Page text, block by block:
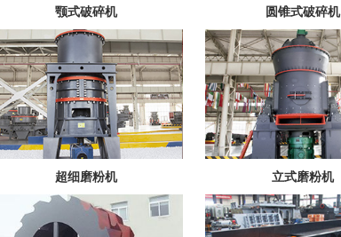
颚式破碎机 圆锥式破碎机
超细磨粉机 立式磨粉机